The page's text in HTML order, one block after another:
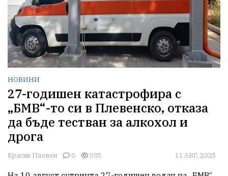
НОВИНИ
27-годишен катастрофира с
„БМВ“-то си в Плевенско, отказа
да бъде тестван за алкохол и
дрога
Красив Плевен 0 385 11 АВГ, 2025